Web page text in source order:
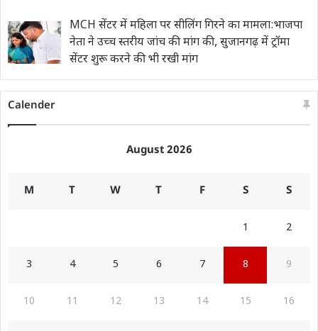
MCH सेंटर में महिला पर सीलिंग गिरने का मामला:भाजपा
नेता ने उच्च स्तरीय जांच की मांग की, सुजानगढ़ में ट्रॉमा
सेंटर शुरू करने की भी रखी मांग
Calender
August 2026
M T W T F S S
1 2
3 4 5 6 7 8 9
10 11 12 13 14 15 16